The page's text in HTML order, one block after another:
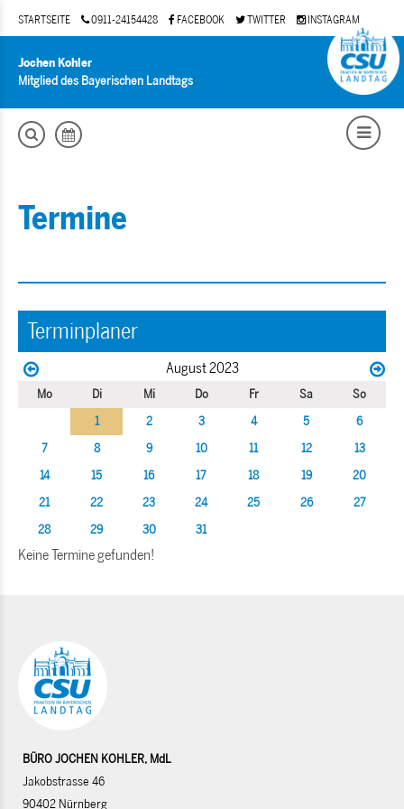
STARTSEITE 0911-24154428 FACEBOOK TWITTER INSTAGRAM
Jochen Kohler
Mitglied des Bayerischen Landtags
Termine
Terminplaner
August 2023
Mo Di Mi Do Fr Sa
So
1
2 3 4 5
6
7
8 9 10 11 12
13
14
15 16 17 18 19
20
21
22 23 24 25 26
27
28
29 30 31
Keine Termine gefunden!
BÜRO JOCHEN KOHLER, MdL
Jakobstrasse 46
90402 Nürnberg